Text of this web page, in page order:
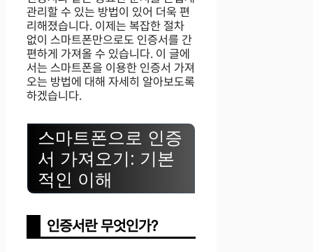
관리할 수 있는 방법이 있어 더욱 편
리해졌습니다. 이제는 복잡한 절차
없이 스마트폰만으로도 인증서를 간
편하게 가져올 수 있습니다. 이 글에
서는 스마트폰을 이용한 인증서 가져
오는 방법에 대해 자세히 알아보도록
하겠습니다.
스마트폰으로 인증
서 가져오기: 기본
적인 이해
인증서란 무엇인가?